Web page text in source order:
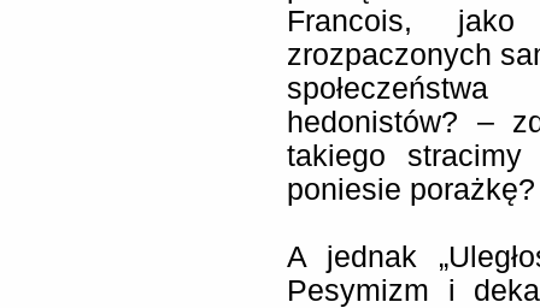
Francois,
zrozpaczonych
hedonistów? –
takiego
poniesie porażkę?
A jednak
Pesymizm i